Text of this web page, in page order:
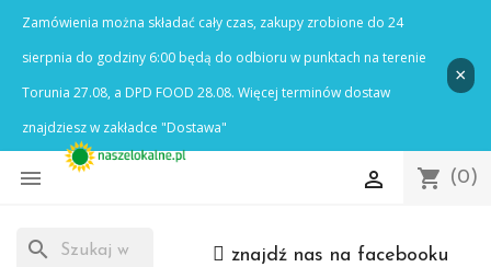
 shopping_cart (0)

search znajdź nas na facebooku